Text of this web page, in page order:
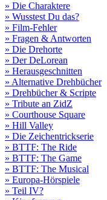
» Die Charaktere
» Wusstest Du das?
» Film-Fehler
» Fragen & Antworten
» Die Drehorte
» Der DeLorean
» Herausgeschnitten
» Alternative Drehbücher
» Drehbücher & Scripte
» Tribute an ZidZ
» Courthouse Square
» Hill Valley
» Die Zeichentrickserie
» BTTF: The Ride
» BTTF: The Game
» BTTF: The Musical
» Europa-Hörspiele
» Teil IV?